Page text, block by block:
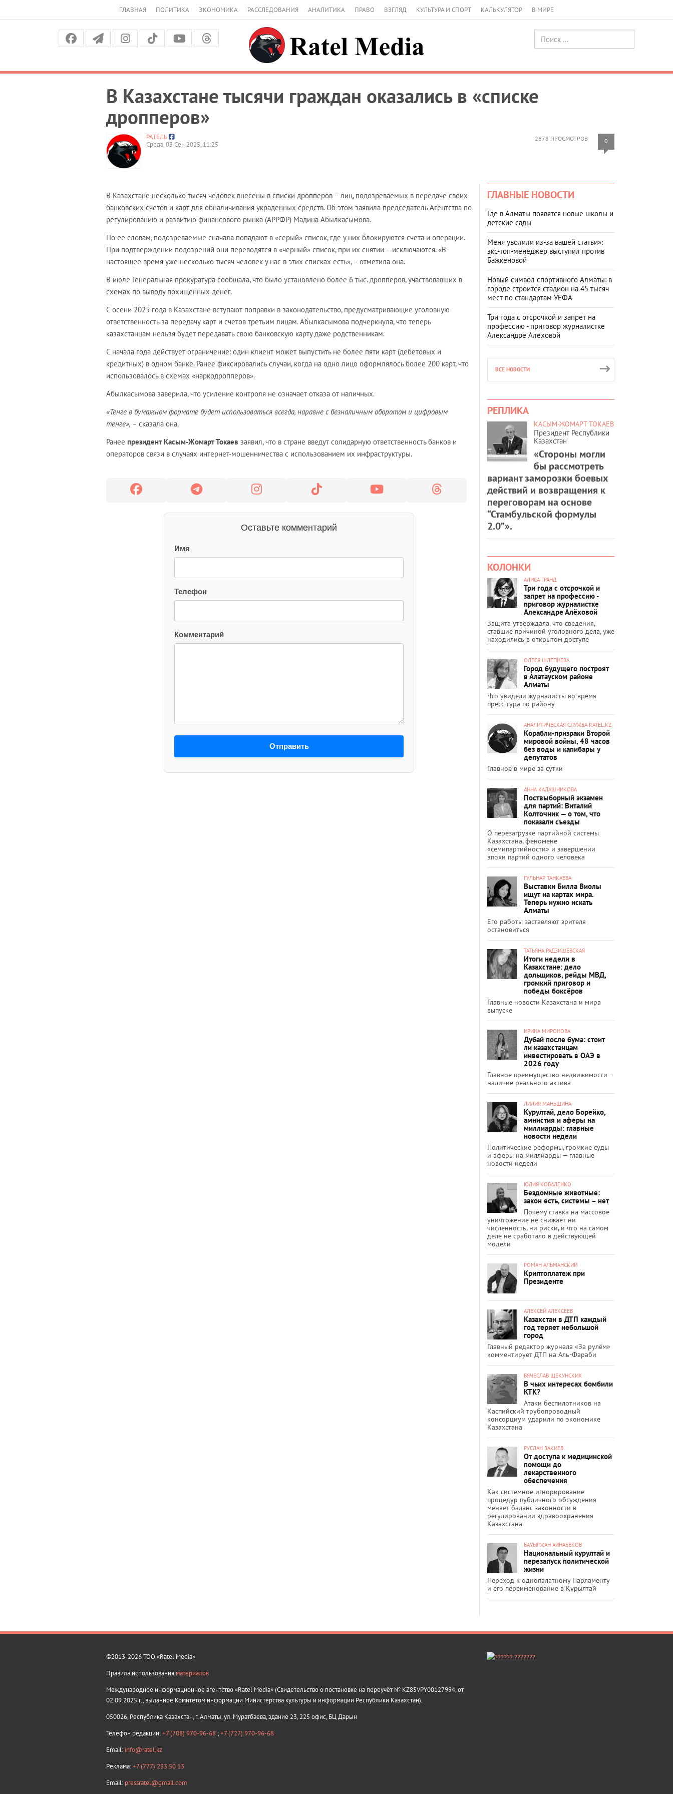
ГЛАВНАЯ ПОЛИТИКА ЭКОНОМИКА РАССЛЕДОВАНИЯ АНАЛИТИКА ПРАВО ВЗГЛЯД КУЛЬТУРА И СПОРТ КАЛЬКУЛЯТОР В МИРЕ
В Казахстане тысячи граждан оказались в «списке
дропперов»
2678 ПРОСМОТРОВ 0
РАТЕЛЬ
Среда, 03 Сен 2025, 11:25
В Казахстане несколько тысяч человек внесены в списки дропперов – лиц, подозреваемых в передаче своих
банковских счетов и карт для обналичивания украденных средств. Об этом заявила председатель Агентства по
регулированию и развитию финансового рынка (АРРФР) Мадина Абылкасымова.
По ее словам, подозреваемые сначала попадают в «серый» список, где у них блокируются счета и операции.
При подтверждении подозрений они переводятся в «черный» список, при их снятии – исключаются. «В
настоящее время уже несколько тысяч человек у нас в этих списках есть», – отметила она.
В июле Генеральная прокуратура сообщала, что было установлено более 6 тыс. дропперов, участвовавших в
схемах по выводу похищенных денег.
С осени 2025 года в Казахстане вступают поправки в законодательство, предусматривающие уголовную
ответственность за передачу карт и счетов третьим лицам. Абылкасымова подчеркнула, что теперь
казахстанцам нельзя будет передавать свою банковскую карту даже родственникам.
С начала года действует ограничение: один клиент может выпустить не более пяти карт (дебетовых и
кредитных) в одном банке. Ранее фиксировались случаи, когда на одно лицо оформлялось более 200 карт, что
использовалось в схемах «наркодропперов».
Абылкасымова заверила, что усиление контроля не означает отказа от наличных.
«Тенге в бумажном формате будет использоваться всегда, наравне с безналичным оборотом и цифровым
тенге», – сказала она.
Ранее президент Касым-Жомарт Токаев заявил, что в стране введут солидарную ответственность банков и
операторов связи в случаях интернет-мошенничества с использованием их инфраструктуры.
Оставьте комментарий
Имя
Телефон
Комментарий
Отправить
ГЛАВНЫЕ НОВОСТИ
Где в Алматы появятся новые школы и
детские сады
Меня уволили из-за вашей статьи»:
экс-топ-менеджер выступил против
Бажкеновой
Новый символ спортивного Алматы: в
городе строится стадион на 45 тысяч
мест по стандартам УЕФА
Три года с отсрочкой и запрет на
профессию - приговор журналистке
Александре Алёховой
ВСЕ НОВОСТИ
РЕПЛИКА
КАСЫМ-ЖОМАРТ ТОКАЕВ
Президент Республики
Казахстан
«Стороны могли
бы рассмотреть
вариант заморозки боевых
действий и возвращения к
переговорам на основе
“Стамбульской формулы
2.0”».
КОЛОНКИ
АЛИСА ГРАНД
Три года с отсрочкой и
запрет на профессию -
приговор журналистке
Александре Алёховой
Защита утверждала, что сведения,
ставшие причиной уголовного дела, уже
находились в открытом доступе
ОЛЕСЯ ШЛЕПНЕВА
Город будущего построят
в Алатауском районе
Алматы
Что увидели журналисты во время
пресс-тура по району
АНАЛИТИЧЕСКАЯ СЛУЖБА RATEL.KZ
Корабли-призраки Второй
мировой войны, 48 часов
без воды и капибары у
депутатов
Главное в мире за сутки
АННА КАЛАШНИКОВА
Поствыборный экзамен
для партий: Виталий
Колточник — о том, что
показали съезды
О перезагрузке партийной системы
Казахстана, феномене
«семипартийности» и завершении
эпохи партий одного человека
ГУЛЬНАР ТАНКАЕВА
Выставки Билла Виолы
ищут на картах мира.
Теперь нужно искать
Алматы
Его работы заставляют зрителя
остановиться
ТАТЬЯНА РАДЗИШЕВСКАЯ
Итоги недели в
Казахстане: дело
дольщиков, рейды МВД,
громкий приговор и
победы боксёров
Главные новости Казахстана и мира
выпуске
ИРИНА МИРОНОВА
Дубай после бума: стоит
ли казахстанцам
инвестировать в ОАЭ в
2026 году
Главное преимущество недвижимости –
наличие реального актива
ЛИЛИЯ МАНЬШИНА
Курултай, дело Борейко,
амнистия и аферы на
миллиарды: главные
новости недели
Политические реформы, громкие суды
и аферы на миллиарды — главные
новости недели
ЮЛИЯ КОВАЛЕНКО
Бездомные животные:
закон есть, системы – нет
Почему ставка на массовое
уничтожение не снижает ни
численность, ни риски, и что на самом
деле не сработало в действующей
модели
РОМАН АЛЬМАНСКИЙ
Криптоплатеж при
Президенте
АЛЕКСЕЙ АЛЕКСЕЕВ
Казахстан в ДТП каждый
год теряет небольшой
город
Главный редактор журнала «За рулём»
комментирует ДТП на Аль-Фараби
ВЯЧЕСЛАВ ЩЕКУНСКИХ
В чьих интересах бомбили
КТК?
Атаки беспилотников на
Каспийский трубопроводный
консорциум ударили по экономике
Казахстана
РУСЛАН ЗАКИЕВ
От доступа к медицинской
помощи до
лекарственного
обеспечения
Как системное игнорирование
процедур публичного обсуждения
меняет баланс законности в
регулировании здравоохранения
Казахстана
БАУЫРЖАН АЙНАБЕКОВ
Национальный курултай и
перезапуск политической
жизни
Переход к однопалатному Парламенту
и его переименование в Құрылтай
©2013-2026 ТОО «Ratel Media»
Правила использования материалов
Международное информационное агентство «Ratel Media» (Свидетельство о постановке на переучёт № KZ85VPY00127994, от
02.09.2025 г., выданное Комитетом информации Министерства культуры и информации Республики Казахстан).
050026, Республика Казахстан, г. Алматы, ул. Муратбаева, здание 23, 225 офис, БЦ Дарын
Телефон редакции:+7 (708) 970-96-68 ;+7 (727) 970-96-68
Email: info@ratel.kz
Реклама:+7 (777) 233 50 13
Email: pressratel@gmail.com